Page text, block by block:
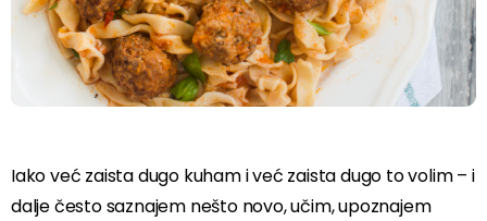
Iako već zaista dugo kuham i već zaista dugo to volim – i
dalje često saznajem nešto novo, učim, upoznajem